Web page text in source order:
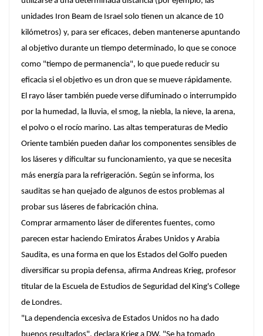
unidades Iron Beam de Israel solo tienen un alcance de 10
kilómetros) y, para ser eficaces, deben mantenerse apuntando
al objetivo durante un tiempo determinado, lo que se conoce
como "tiempo de permanencia", lo que puede reducir su
eficacia si el objetivo es un dron que se mueve rápidamente.
El rayo láser también puede verse difuminado o interrumpido
por la humedad, la lluvia, el smog, la niebla, la nieve, la arena,
el polvo o el rocío marino. Las altas temperaturas de Medio
Oriente también pueden dañar los componentes sensibles de
los láseres y dificultar su funcionamiento, ya que se necesita
más energía para la refrigeración. Según se informa, los
sauditas se han quejado de algunos de estos problemas al
probar sus láseres de fabricación china.
Comprar armamento láser de diferentes fuentes, como
parecen estar haciendo Emiratos Árabes Unidos y Arabia
Saudita, es una forma en que los Estados del Golfo pueden
diversificar su propia defensa, afirma Andreas Krieg, profesor
titular de la Escuela de Estudios de Seguridad del King's College
de Londres.
"La dependencia excesiva de Estados Unidos no ha dado